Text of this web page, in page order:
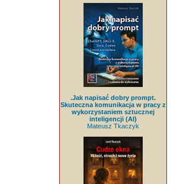
.Jak napisać dobry prompt.
Skuteczna komunikacja w pracy z
wykorzystaniem sztucznej
inteligencji (AI)
Mateusz Tkaczyk